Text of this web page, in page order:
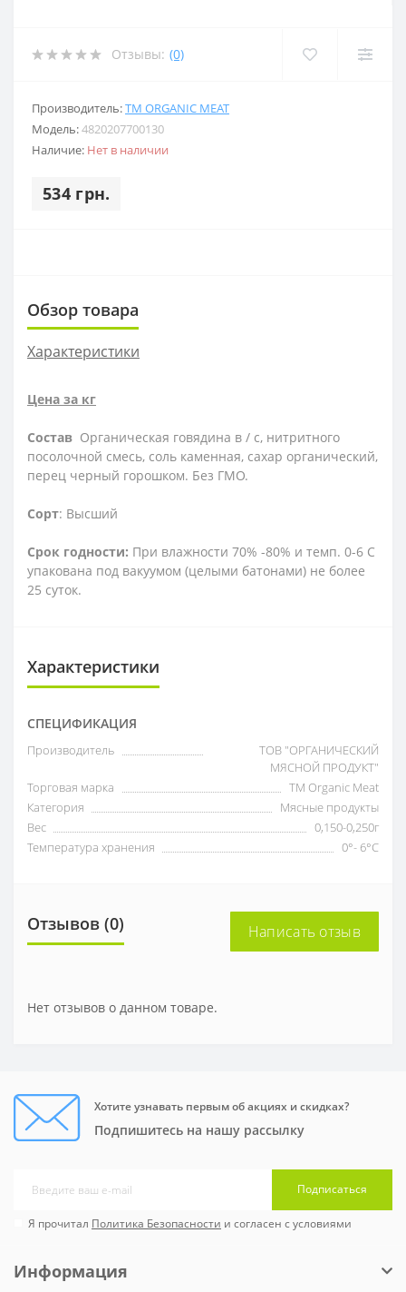
Отзывы: (0)
Производитель:ТМ ORGANIC MEAT
Модель:4820207700130
Наличие: Нет в наличии
534 грн.
Обзор товара
Характеристики
Цена за кг
Состав Органическая говядина в / с, нитритного
посолочной смесь, соль каменная, сахар органический,
перец черный горошком. Без ГМО.
Сорт: Высший
Срок годности: При влажности 70% -80% и темп. 0-6 С
упакована под вакуумом (целыми батонами) не более
25 суток.
Характеристики
СПЕЦИФИКАЦИЯ
Производитель
ТОВ "ОРГАНИЧЕСКИЙ
МЯСНОЙ ПРОДУКТ"
Торговая марка
ТМ Organic Meat
Категория
Мясные продукты
Вес
0,150-0,250г
Температура хранения
0°- 6°С
Отзывов (0) Написать отзыв
Нет отзывов о данном товаре.
Хотите узнавать первым об акциях и скидках?
Подпишитесь на нашу рассылку
Подписаться
Я прочитал Политика Безопасности и согласен с условиями
Информация